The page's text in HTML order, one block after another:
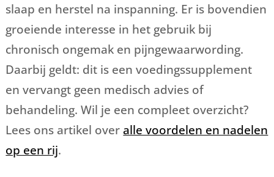
slaap en herstel na inspanning. Er is bovendien
groeiende interesse in het gebruik bij
chronisch ongemak en pijngewaarwording.
Daarbij geldt: dit is een voedingssupplement
en vervangt geen medisch advies of
behandeling. Wil je een compleet overzicht?
Lees ons artikel overalle voordelen en nadelen
op een rij.